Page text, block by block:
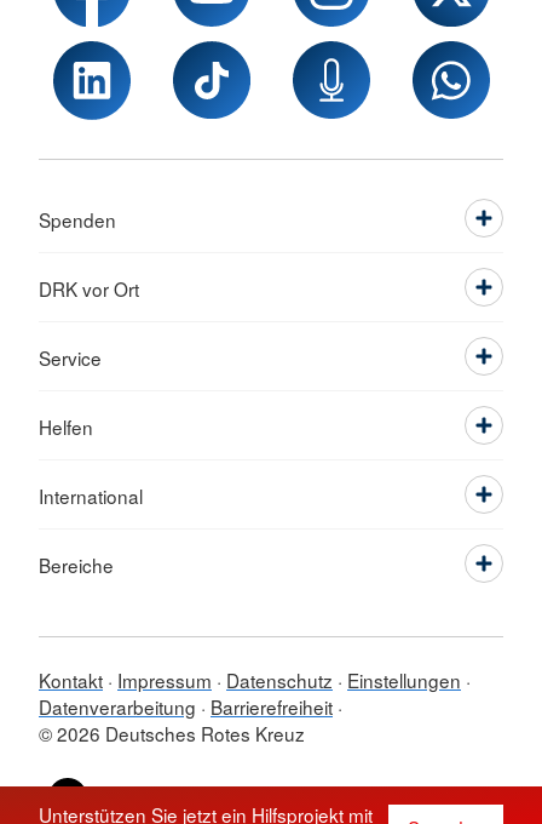
Unterstützen Sie jetzt ein Hilfsprojekt mit
Spenden
DRK vor Ort
Service
Helfen
International
Bereiche
Kontakt Impressum Datenschutz
Einstellungen
Datenverarbeitung
Barrierefreiheit
© 2026 Deutsches Rotes Kreuz
Sprache wechseln zu